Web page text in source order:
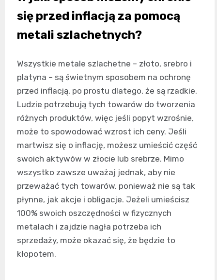
się przed inflacją za pomocą
metali szlachetnych?
Wszystkie metale szlachetne – złoto, srebro i
platyna – są świetnym sposobem na ochronę
przed inflacją, po prostu dlatego, że są rzadkie.
Ludzie potrzebują tych towarów do tworzenia
różnych produktów, więc jeśli popyt wzrośnie,
może to spowodować wzrost ich ceny. Jeśli
martwisz się o inflację, możesz umieścić część
swoich aktywów w złocie lub srebrze. Mimo
wszystko zawsze uważaj jednak, aby nie
przeważać tych towarów, ponieważ nie są tak
płynne, jak akcje i obligacje. Jeżeli umieścisz
100% swoich oszczędności w fizycznych
metalach i zajdzie nagła potrzeba ich
sprzedaży, może okazać się, że będzie to
kłopotem.